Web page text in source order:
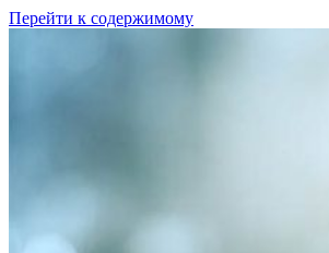
Перейти к содержимому